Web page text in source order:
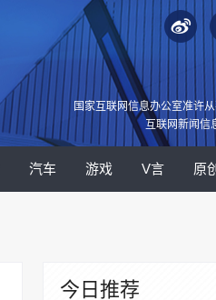
国家互联网信息办公室准许
互联网新闻信
汽车 游戏 V言 原创
今日推荐